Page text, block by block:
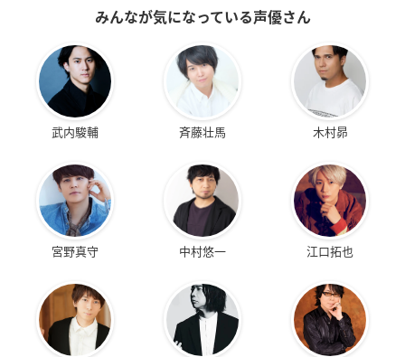
みんなが気になっている声優さん
武内駿輔 斉藤壮馬 木村昴
宮野真守 中村悠一 江口拓也